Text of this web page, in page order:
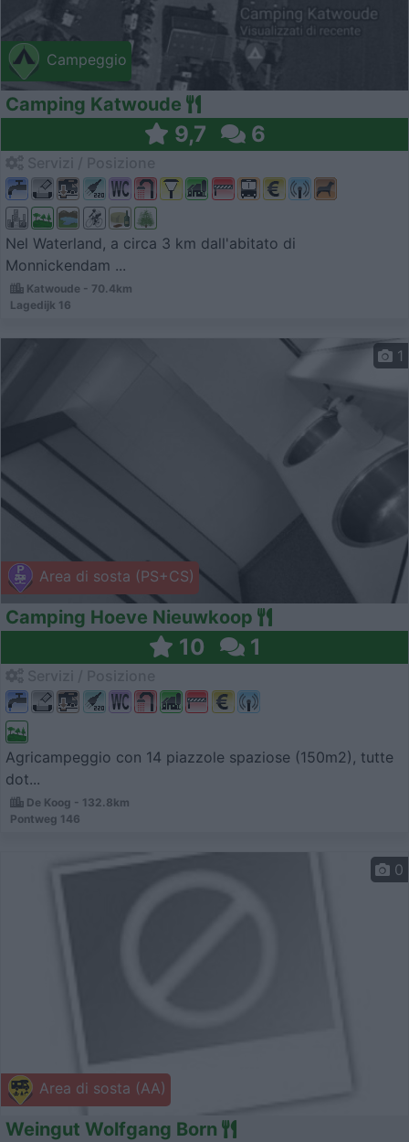
Campeggio
Camping Katwoude
9,7 6
Nel Waterland, a circa 3 km dall'abitato di
Monnickendam ...
Katwoude - 70.4km
Lagedijk 16
Area di sosta (PS+CS)
1
Camping Hoeve Nieuwkoop
10 1
Agricampeggio con 14 piazzole spaziose (150m2), tutte
dot...
De Koog - 132.8km
Pontweg 146
Area di sosta (AA)
0
Weingut Wolfgang Born